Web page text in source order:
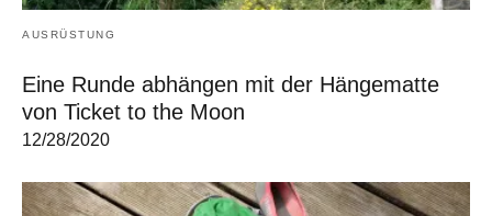
AUSRÜSTUNG
Eine Runde abhängen mit der Hängematte
von Ticket to the Moon
12/28/2020